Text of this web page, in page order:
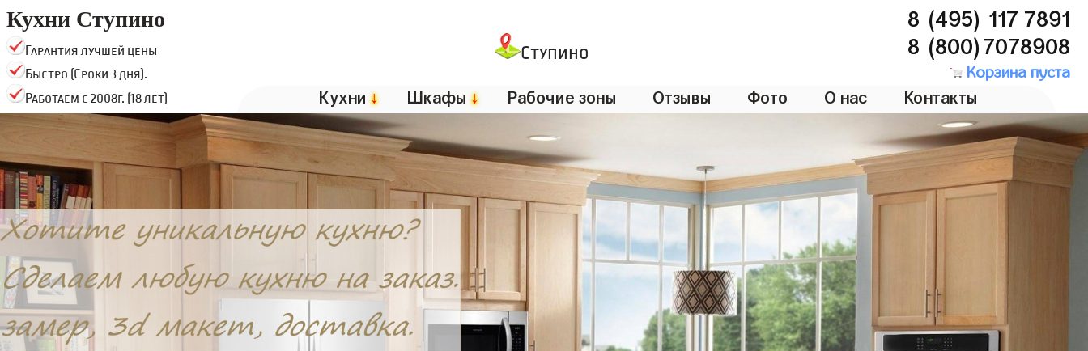
Кухни Ступино
Гарантия лучшей цены
Быстро (Сроки 3 дня).
Работаем с 2008г. (18 лет)
Ступино
8 (495) 117 7891
8 (800)7078908
Корзина пуста
Кухни↓ Шкафы↓ Рабочие зоны Отзывы Фото О нас Контакты